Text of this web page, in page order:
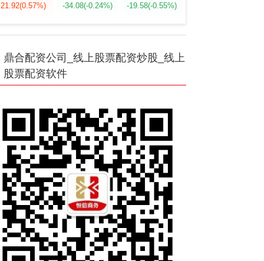
21.92(0.57%) -34.08(-0.24%) -19.58(-0.55%)
鼎合配资公司_线上股票配资炒股_线上
股票配资软件